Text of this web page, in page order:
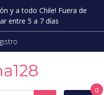
y a todo Chile! Fuera de
entre 5 a 7 días
0